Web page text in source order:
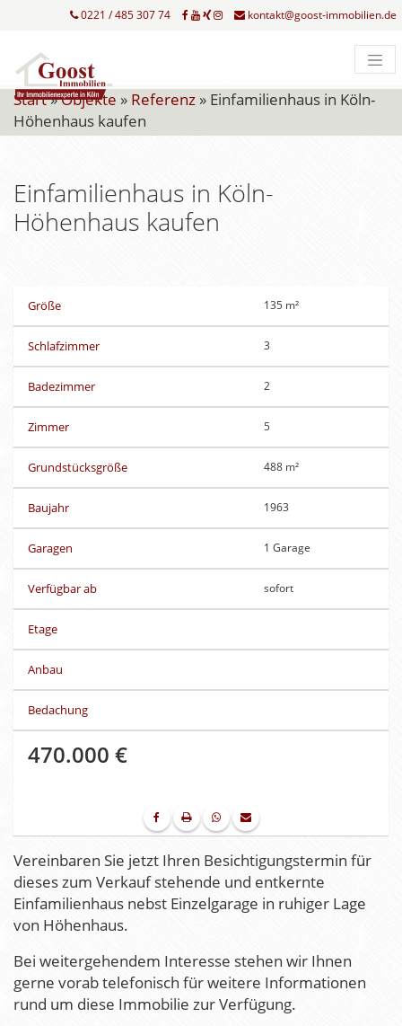
0221 / 485 307 74 kontakt@goost-immobilien.de
Start»Objekte » Referenz » Einfamilienhaus in Köln-
Höhenhaus kaufen
Einfamilienhaus in Köln-
Höhenhaus kaufen
Größe 135 m²
Schlafzimmer 3
Badezimmer 2
Zimmer 5
Grundstücksgröße 488 m²
Baujahr 1963
Garagen 1 Garage
Verfügbar ab sofort
Etage
Anbau
Bedachung
470.000 €
Vereinbaren Sie jetzt Ihren Besichtigungstermin für
dieses zum Verkauf stehende und entkernte
Einfamilienhaus nebst Einzelgarage in ruhiger Lage
von Höhenhaus.
Bei weitergehendem Interesse stehen wir Ihnen
gerne vorab telefonisch für weitere Informationen
rund um diese Immobilie zur Verfügung.